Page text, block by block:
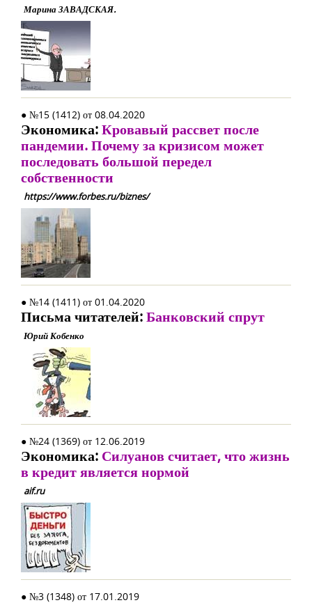
Марина ЗАВАДСКАЯ.
● №15 (1412) от 08.04.2020
Экономика:Кровавый рассвет после
пандемии. Почему за кризисом может
последовать большой передел
собственности
https://www.forbes.ru/biznes/
● №14 (1411) от 01.04.2020
Письма читателей:Банковский спрут
Юрий Кобенко
● №24 (1369) от 12.06.2019
Экономика: Силуанов считает, что жизнь
в кредит является нормой
aif.ru
● №3 (1348) от 17.01.2019